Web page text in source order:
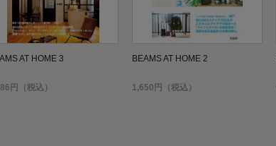
AT HOME 3
円（税込）
BEAMS AT HOME 2
1,650円（税込）